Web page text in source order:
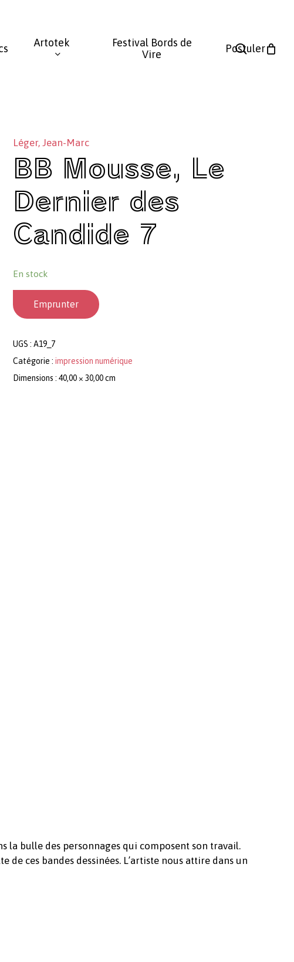
Artotek
Festival Bords de
Vire
Postuler
search
panier
Léger, Jean-Marc
BB Mousse, Le
Dernier des
Candide 7
En stock
Emprunter
UGS : A19_7
Catégorie : impression numérique
Dimensions : 40,00 × 30,00 cm
la bulle des personnages qui composent son travail.
de ces bandes dessinées. L’artiste nous attire dans un